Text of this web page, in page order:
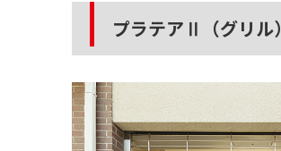
プラテアⅡ（グリル）